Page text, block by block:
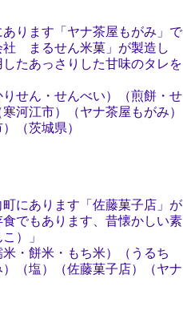
ります「ヤナ茶屋もがみ」で
社 まるせん米菓」が製造し
たあっさりした甘味のタレを
せん・せんべい）（煎餅・せ
河江市）（ヤナ茶屋もがみ）
（茨城県）
にあります「佐藤菓子店」が
でもあります、昔懐かしい素
）」
・餅米・もち米）（うるち
（塩）（佐藤菓子店）（ヤナ